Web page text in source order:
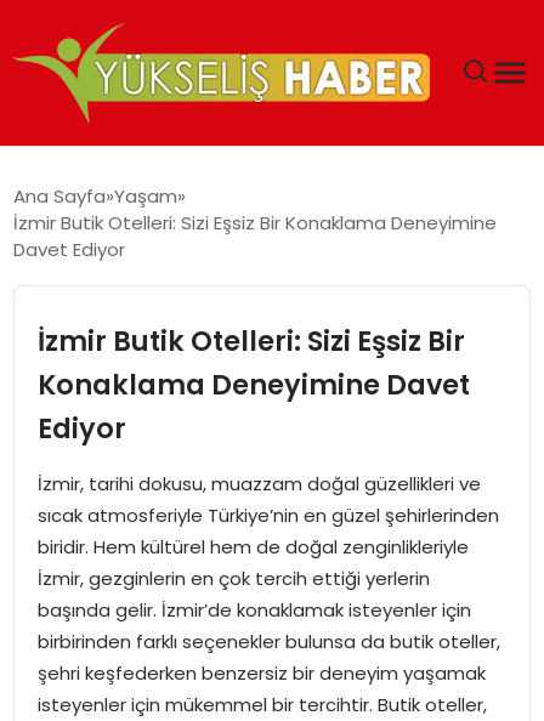
MALIYETLERINI AZALTIYOR’
Ana Sayfa Yaşam
İzmir Butik Otelleri: Sizi Eşsiz Bir Konaklama Deneyimine
Davet Ediyor
İzmir Butik Otelleri: Sizi Eşsiz Bir
Konaklama Deneyimine Davet
Ediyor
İzmir, tarihi dokusu, muazzam doğal güzellikleri ve
sıcak atmosferiyle Türkiye’nin en güzel şehirlerinden
biridir. Hem kültürel hem de doğal zenginlikleriyle
İzmir, gezginlerin en çok tercih ettiği yerlerin
başında gelir. İzmir’de konaklamak isteyenler için
birbirinden farklı seçenekler bulunsa da butik oteller,
şehri keşfederken benzersiz bir deneyim yaşamak
isteyenler için mükemmel bir tercihtir. Butik oteller,